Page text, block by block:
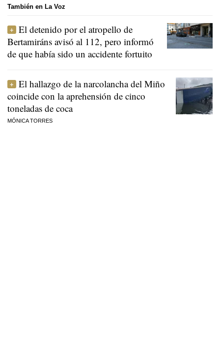
También en La Voz
El detenido por el atropello de
Bertamiráns avisó al 112, pero informó
de que había sido un accidente fortuito
El hallazgo de la narcolancha del Miño
coincide con la aprehensión de cinco
toneladas de coca
MÓNICA TORRES